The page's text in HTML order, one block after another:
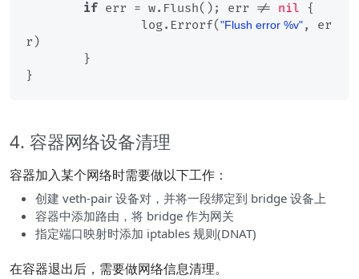
if err = w.Flush(); err != nil {
		log.Errorf(
"Flush error %v", er
r)
4. 容器网络设备清理
容器加入某个网络时需要做以下工作：
创建 veth-pair 设备对，并将一段绑定到 bridge 设备上
容器中添加路由，将 bridge 作为网关
指定端口映射时添加 iptables 规则(DNAT)
在容器退出后，需要做网络信息清理。